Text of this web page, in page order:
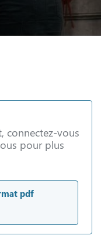
connectez-vous
pour plus
pdf